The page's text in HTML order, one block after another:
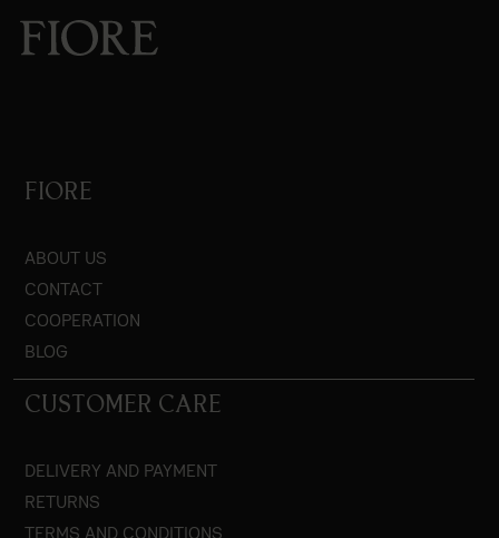
FIORE
ABOUT US
CONTACT
COOPERATION
BLOG
CUSTOMER CARE
DELIVERY AND PAYMENT
RETURNS
TERMS AND CONDITIONS